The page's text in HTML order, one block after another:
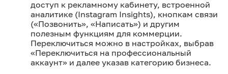
доступ к рекламному кабинету, встроенной
аналитике (Instagram Insights), кнопкам связи
(«Позвонить», «Написать») и другим
полезным функциям для коммерции.
Переключиться можно в настройках, выбрав
«Переключиться на профессиональный
аккаунт» и далее указав категорию бизнеса.